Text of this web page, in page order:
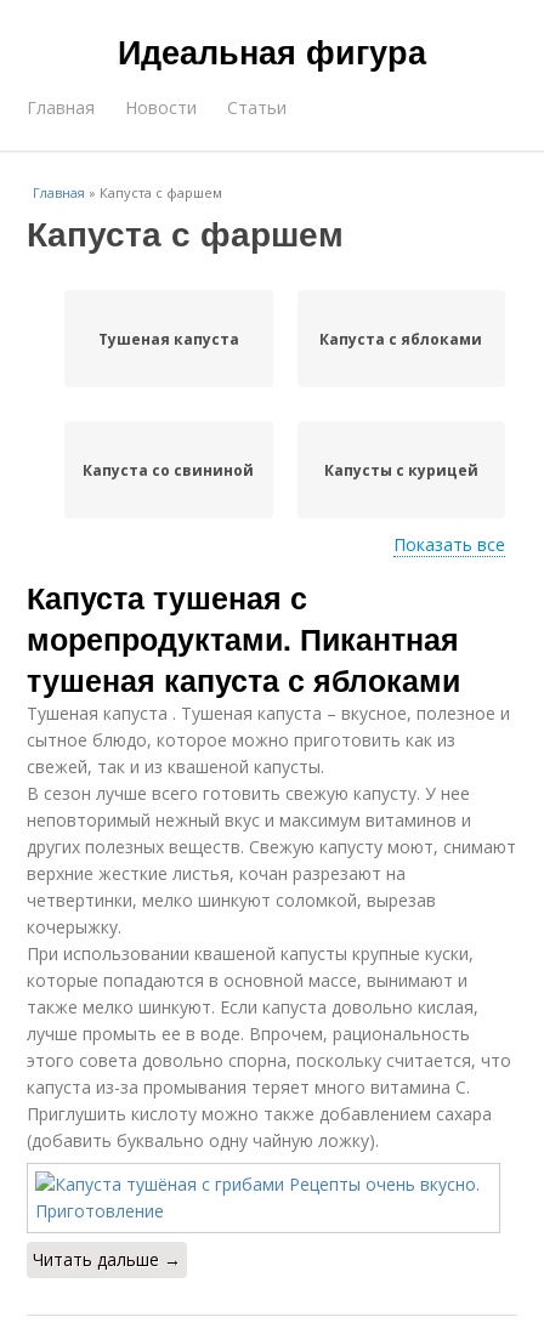
Идеальная фигура
Главная Новости Статьи
Главная » Капуста с фаршем
Капуста с фаршем
Тушеная капуста Капуста с яблоками
Капуста со свининой Капусты с курицей
Капуста с картошкой
Капуста с морковью
Показать все
Капуста тушеная с
морепродуктами. Пикантная
тушеная капуста с яблоками
Тушеная капуста . Тушеная капуста – вкусное, полезное и
сытное блюдо, которое можно приготовить как из
свежей, так и из квашеной капусты.
В сезон лучше всего готовить свежую капусту. У нее
неповторимый нежный вкус и максимум витаминов и
других полезных веществ. Свежую капусту моют, снимают
верхние жесткие листья, кочан разрезают на
четвертинки, мелко шинкуют соломкой, вырезав
кочерыжку.
При использовании квашеной капусты крупные куски,
которые попадаются в основной массе, вынимают и
также мелко шинкуют. Если капуста довольно кислая,
лучше промыть ее в воде. Впрочем, рациональность
этого совета довольно спорна, поскольку считается, что
капуста из-за промывания теряет много витамина С.
Приглушить кислоту можно также добавлением сахара
(добавить буквально одну чайную ложку).
Читать дальше →